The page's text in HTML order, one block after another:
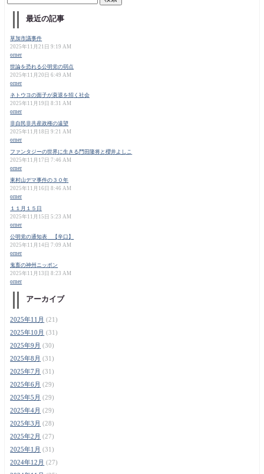
最近の記事
草加市議事件
2025年11月21日 9:19 AM
orner
世論を恐れる公明党の弱点
2025年11月20日 6:49 AM
orner
ネトウヨの面子が衰退を招く社会
2025年11月19日 8:31 AM
orner
非自民非共産政権の遠望
2025年11月18日 9:21 AM
orner
ファンタジーの世界に生きる門田隆将と櫻井よしこ
2025年11月17日 7:46 AM
orner
東村山デマ事件の３０年
2025年11月16日 8:46 AM
orner
１１月１５日
2025年11月15日 5:23 AM
orner
公明党の通知表 【辛口】
2025年11月14日 7:09 AM
orner
鬼畜の神州ニッポン
2025年11月13日 8:23 AM
orner
アーカイブ
2025年11月 (21)
2025年10月 (31)
2025年9月 (30)
2025年8月 (31)
2025年7月 (31)
2025年6月 (29)
2025年5月 (29)
2025年4月 (29)
2025年3月 (28)
2025年2月 (27)
2025年1月 (31)
2024年12月 (27)